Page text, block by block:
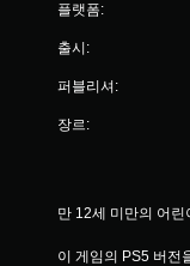
플랫폼:
출시:
퍼블리셔:
장르:
만 12세 미만의 어
이 게임의 PS5 버전